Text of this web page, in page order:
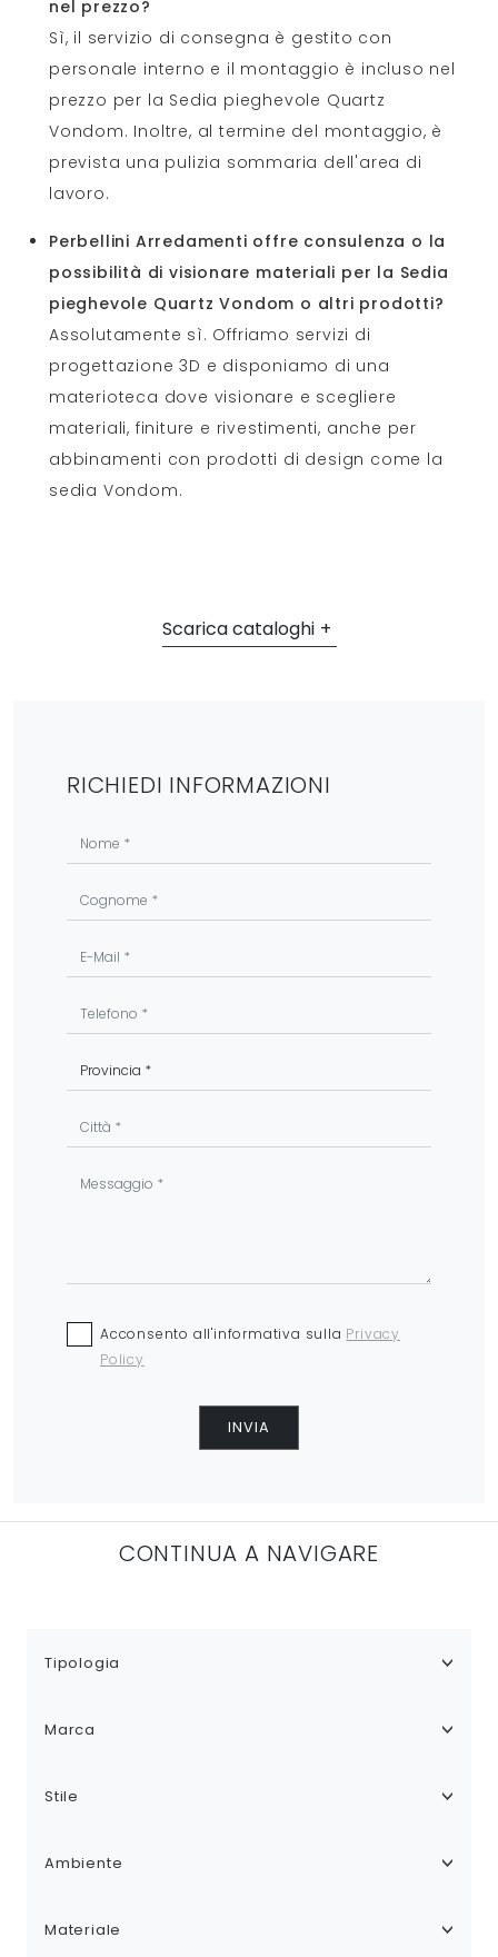
nel prezzo?
Sì, il servizio di consegna è gestito con
personale interno e il montaggio è incluso nel
prezzo per la Sedia pieghevole Quartz
Vondom. Inoltre, al termine del montaggio, è
prevista una pulizia sommaria dell'area di
lavoro.
Perbellini Arredamenti offre consulenza o la
possibilità di visionare materiali per la Sedia
pieghevole Quartz Vondom o altri prodotti?
Assolutamente sì. Offriamo servizi di
progettazione 3D e disponiamo di una
materioteca dove visionare e scegliere
materiali, finiture e rivestimenti, anche per
abbinamenti con prodotti di design come la
sedia Vondom.
Scarica cataloghi
RICHIEDI INFORMAZIONI
Acconsento all'informativa sulla Privacy
Policy
INVIA
CONTINUA A NAVIGARE
Tipologia
Marca
Stile
Ambiente
Materiale